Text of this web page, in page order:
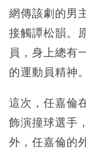
網傳該劇的男
接觸譚松韻。
員，身上總有
的運動員精神。
這次，任嘉倫
飾演撞球選手
外，任嘉倫的